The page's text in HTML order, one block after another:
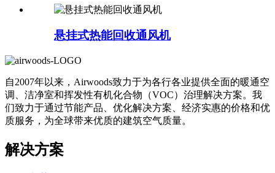
悬挂式热能回收通风机
自2007年以来，Airwoods致力于为各行各业提供全面的暖通空
调、洁净室和挥发性有机化合物（VOC）治理解决方案。我
们致力于通过节能产品、优化解决方案、经济实惠的价格和优
质服务，为全球带来优质的建筑空气质量。
解决方案